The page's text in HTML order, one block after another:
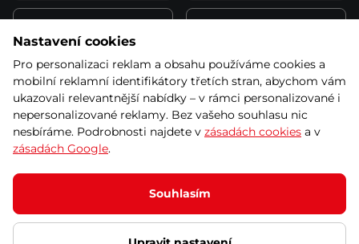
Půjčovna
obchodní podmínky
Kariéra
© 2026 SEVEN SPORT s.r.o Všechna práva vyhrazena
Podle zákona o evidenci tržeb je prodávající povinen vystavit
kupujícímu účtenku.
Zároveň je povinen zaevidovat přijatou tržbu u správce daně online; v
případě technického výpadku pak nejpozději do 48 hodin.
Nastavení cookies
Pro personalizaci reklam a obsahu používáme cookies a
mobilní reklamní identifikátory třetích stran, abychom vám
ukazovali relevantnější nabídky – v rámci personalizované i
nepersonalizované reklamy. Bez vašeho souhlasu nic
nesbíráme. Podrobnosti najdete v zásadách cookies a v
zásadách Google.
Souhlasím